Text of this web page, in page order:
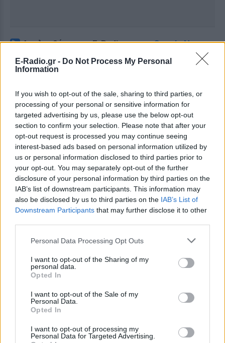
E-Radio.gr - Do Not Process My Personal
Information
If you wish to opt-out of the sale, sharing to third parties, or
processing of your personal or sensitive information for
targeted advertising by us, please use the below opt-out
section to confirm your selection. Please note that after your
opt-out request is processed you may continue seeing
interest-based ads based on personal information utilized by
us or personal information disclosed to third parties prior to
your opt-out. You may separately opt-out of the further
disclosure of your personal information by third parties on the
IAB’s list of downstream participants. This information may
also be disclosed by us to third parties on the IAB’s List of
Downstream Participants that may further disclose it to other
Personal Data Processing Opt Outs
I want to opt-out of the Sharing of my
personal data.
Opted In
I want to opt-out of the Sale of my
Personal Data.
Opted In
I want to opt-out of processing my
Personal Data for Targeted Advertising.
Ακολουθήστε το E-Radio.gr στοGoogle News
και μάθετε πρώτοι τα πιο hot νέα
ειδήσεων του E-Daily.gr
Ακολουθήστε το E-Radio.gr και στο Instagram
ΔΙΑΦΗΜΙΣΗ